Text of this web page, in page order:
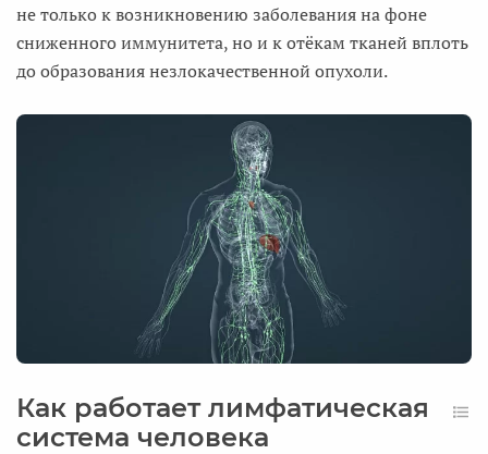
не только к возникновению заболевания на фоне
сниженного иммунитета, но и к отёкам тканей вплоть
до образования незлокачественной опухоли.
Как работает лимфатическая
система человека